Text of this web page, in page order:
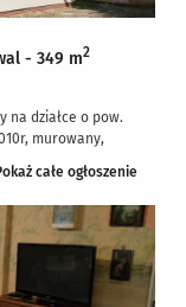
- 349 m2
na działce o pow.
murowany,
całe ogłoszenie